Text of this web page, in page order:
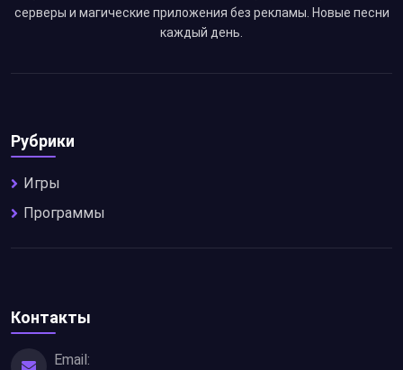
серверы и магические приложения без рекламы. Новые песни
каждый день.
Рубрики
Игры
Программы
Контакты
Email: